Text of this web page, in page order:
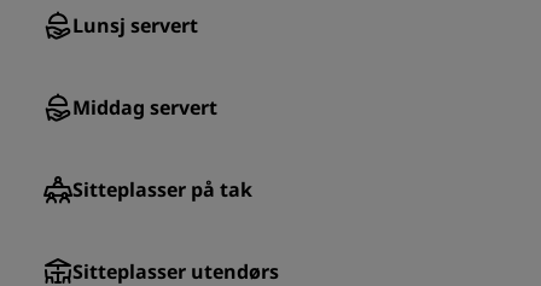
Lunsj servert
Middag servert
Sitteplasser på tak
Sitteplasser utendørs